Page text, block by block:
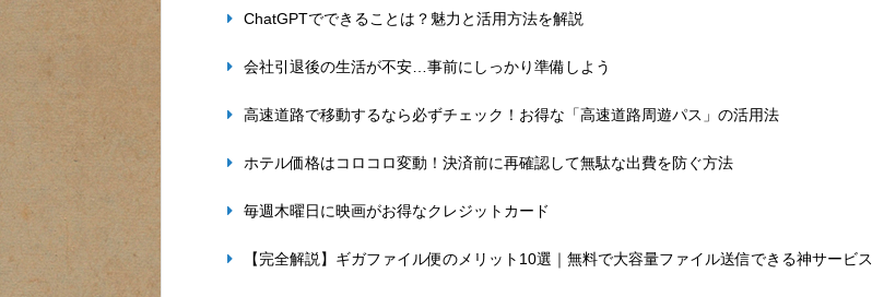
ChatGPTでできることは？魅力と活用方法を解説
会社引退後の生活が不安…事前にしっかり準備しよう
高速道路で移動するなら必ずチェック！お得な「高速道路周遊パス」の活用法
ホテル価格はコロコロ変動！決済前に再確認して無駄な出費を防ぐ方法
毎週木曜日に映画がお得なクレジットカード
【完全解説】ギガファイル便のメリット10選｜無料で大容量ファイル送信できる神サービス